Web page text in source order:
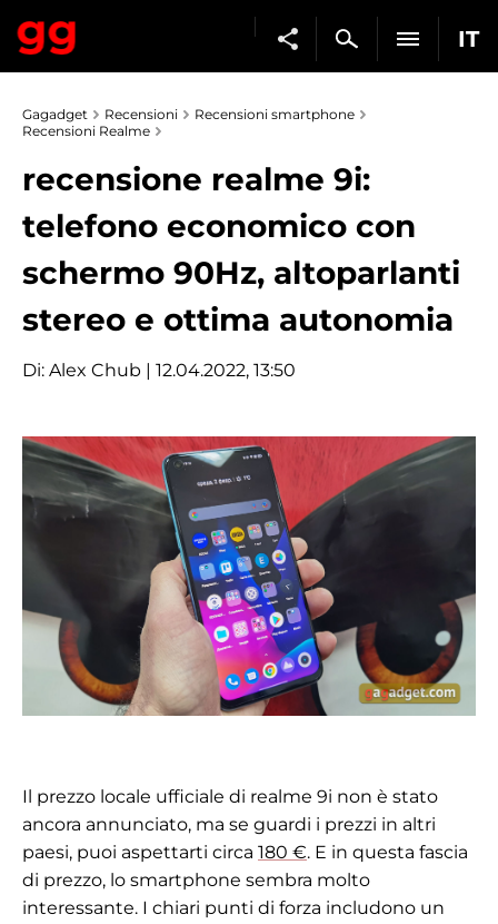
IT
Gagadget Recensioni
Recensioni smartphone
Recensioni Realme
recensione realme 9i:
telefono economico con
schermo 90Hz, altoparlanti
stereo e ottima autonomia
Di: Alex Chub | 12.04.2022, 13:50
Il prezzo locale ufficiale di realme 9i non è stato
ancora annunciato, ma se guardi i prezzi in altri
paesi, puoi aspettarti circa 180 €. E in questa fascia
di prezzo, lo smartphone sembra molto
interessante. I chiari punti di forza includono un